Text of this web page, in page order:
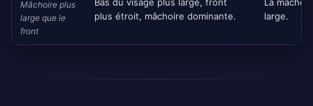
Mâchoire plus
large que le
front
Bas du visage plus large, front
plus étroit, mâchoire dominante.
La
large.